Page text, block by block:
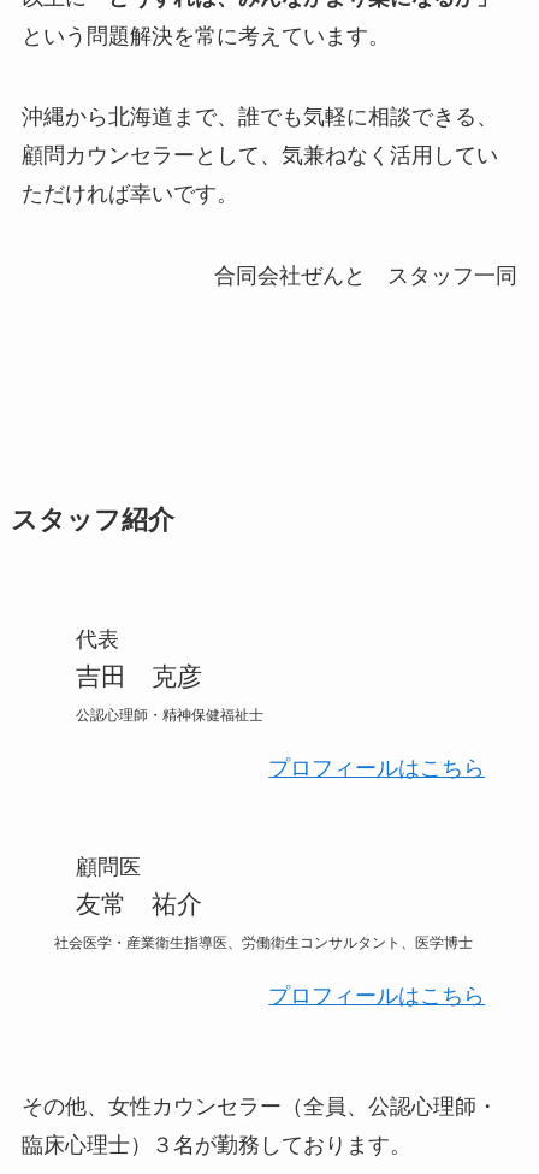
という問題解決を常に考えています。
沖縄から北海道まで、誰でも気軽に相談できる、
顧問カウンセラーとして、気兼ねなく活用してい
ただければ幸いです。
合同会社ぜんと スタッフ一同
スタッフ紹介
代表
吉田 克彦
公認心理師・精神保健福祉士
プロフィールはこちら
顧問医
友常 祐介
社会医学・産業衛生指導医、労働衛生コンサルタント、医学博士
プロフィールはこちら
その他、女性カウンセラー（全員、公認心理師・
臨床心理士）３名が勤務しております。